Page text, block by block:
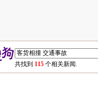
共找到 115 个相关新闻.